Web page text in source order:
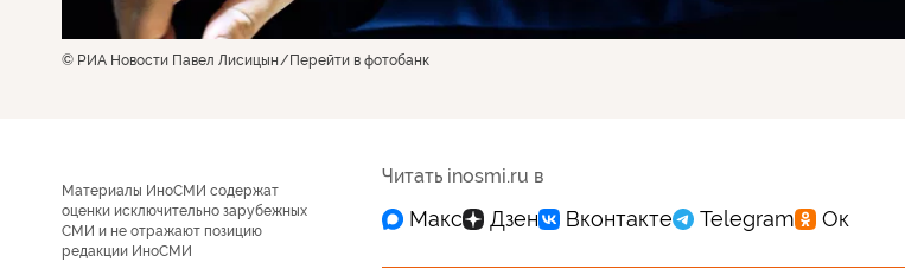
© РИА Новости Павел Лисицын Перейти в фотобанк
Материалы ИноСМИ содержат
оценки исключительно зарубежных
СМИ и не отражают позицию
редакции ИноСМИ
Читать inosmi.ru в